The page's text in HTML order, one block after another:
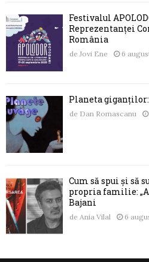
Festivalul
Reprezentanței
România
de Jovi Ene 6
Planeta giganților:
de Dan Romascanu
Cum să spui și să
propria familie:
Bajani
de Ania Vilal 6